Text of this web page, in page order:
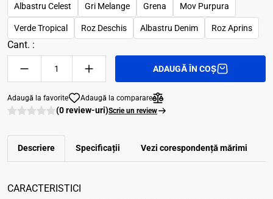
Albastru Celest Gri Melange Grena Mov Purpura
Verde Tropical Roz Deschis Albastru Denim Roz Aprins
Cant. :
ADAUGĂ ÎN COȘ
Adaugă la favorite Adaugă la comparare
(0 review-uri)Scrie un review
Descriere Specificații Vezi corespondenţă mărimi
CARACTERISTICI